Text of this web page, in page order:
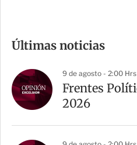
p
a
r
t
Últimas noticias
9 de agosto - 2:00 Hrs
Frentes
2026